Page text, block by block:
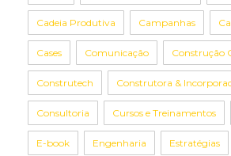
Cadeia Produtiva Campanhas
Cases Comunicação Construção
Construtech Construtora &
Consultoria Cursos e Treinamentos
E-book Engenharia Estratégias